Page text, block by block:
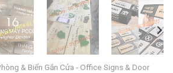
& Biển Gắn Cửa - Office Signs & Door